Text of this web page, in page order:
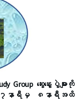
ဆွေးနွေးပွဲများကို
၇နာရီမှ ၈နာရီအထိ